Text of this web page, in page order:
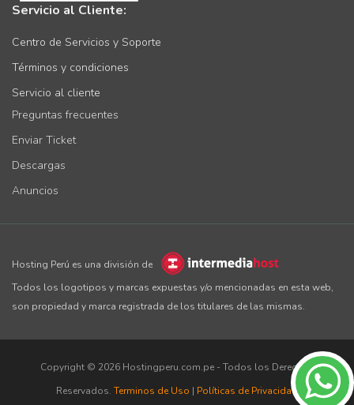
Servicio al Cliente:
Centro de Servicios y Soporte
Términos y condiciones
Servicio al cliente
Preguntas frecuentes
Enviar Ticket
Descargas
Anuncios
Hosting Perú es una división de
Todos los logotipos y marcas expuestas y/o mencionadas en esta web,
son propiedad y marca registrada de los titulares de las mismas.
Copyright © 2026 Hostingperu.com.pe - Todos los Derechos
Reservados. Terminos de Uso | Políticas de Privacidad